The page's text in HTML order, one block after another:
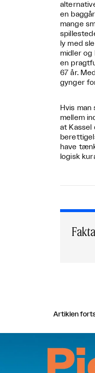
en
mange
ly med
midler og
en
67 år.
gynger
Hvis
mellem
at Kassel
have
logisk
Fakta
Artiklen